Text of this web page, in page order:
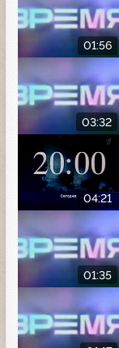
01:56
03:32
04:21
01:35